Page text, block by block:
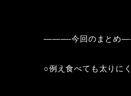
———-今回のまと
○例え食べても太りに